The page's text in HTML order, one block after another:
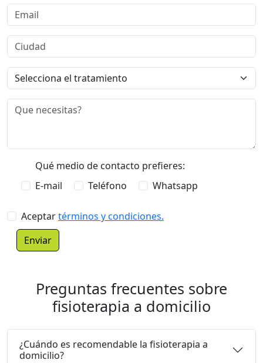
Qué medio de contacto prefieres:
E-mail
Teléfono Whatsapp
Aceptartérminos y condiciones.
Enviar
Preguntas frecuentes sobre
fisioterapia a domicilio
¿Cuándo es recomendable la fisioterapia a
domicilio?